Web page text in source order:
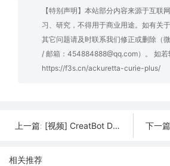
【特别声明】本站部分内容来源于互联
习、研究，不得用于商业用途。如有关
其它问题请及时联系我们修正或删除（
/ 邮箱：454884888@qq.com）。 如若
https://f3s.cn/ackuretta-curie-plus/
上一篇: [视频] CreatBot D600 Pro2：全新一代全球爆款企业级大尺寸FDM 3D打印机 下一
相关推荐